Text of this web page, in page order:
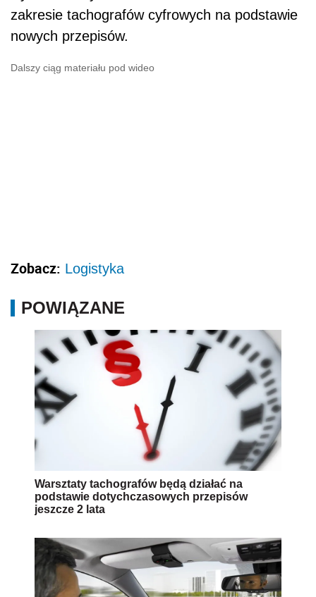
zakresie tachografów cyfrowych na podstawie
nowych przepisów.
Dalszy ciąg materiału pod wideo
Zobacz: Logistyka
POWIĄZANE
Warsztaty tachografów będą działać na
podstawie dotychczasowych przepisów
jeszcze 2 lata